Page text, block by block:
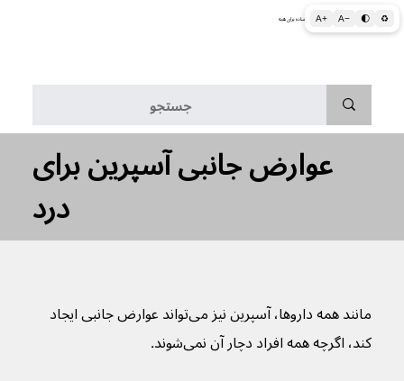
A+ A− 🌓 ♻ اطلاعات پزشکی و بهداشتی به زبان ساده برای همه
عوارض جانبی آسپرین برای
درد
مانند همه داروها، آسپرین نیز می‌تواند عوارض جانبی ایجاد
کند، اگرچه همه افراد دچار آن نمی‌شوند.